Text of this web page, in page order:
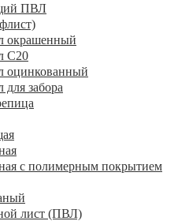
ПВЛ
окрашенный
С20
оцинкованный
забора
с полимерным покрытием
лист (ПВЛ)